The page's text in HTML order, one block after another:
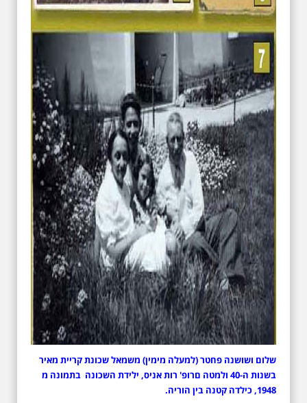
שלום ושושנה פחטר (למעלה מימין) משמאל שכונת קריית מאיר
בשנות ה-40 ולמטה םרופ' רות אניס, ילידת השכונה בתמונה מ
1948, כילדה קטנה בין הוריה.